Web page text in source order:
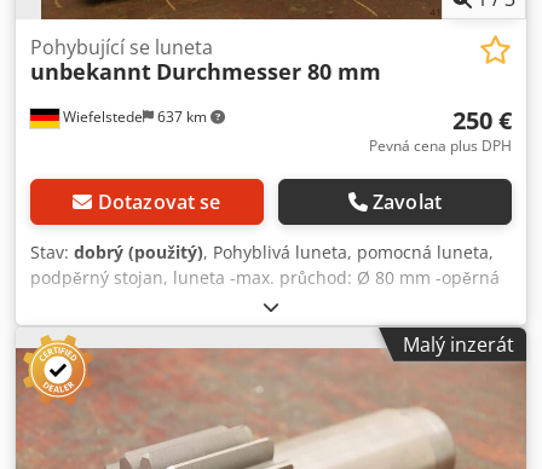
Wiefelstede 637 km
Pohybující se luneta
unbekannt Durchmesser 80 mm
250 €
Pevná cena plus DPH
Dotazovat se Zavolat
Stav: dobrý (použitý), Pohyblivá luneta, pomocná luneta,
podpěrný stojan, luneta -max. průchod: Ø 80 mm -opěrná
plocha: šedá litina -vzdálenost otvorů pro uchycení: 340
mm Djdjb A Nlyopfx Aqtsck -výška hrotu: 150 mm -rozměry:
390/70/V320 mm -hmotnost: 12 kg
Malý inzerát